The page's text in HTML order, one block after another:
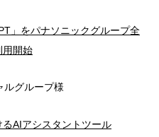
」をパナソニックグループ全
用開始
ルグループ様
AIアシスタントツール